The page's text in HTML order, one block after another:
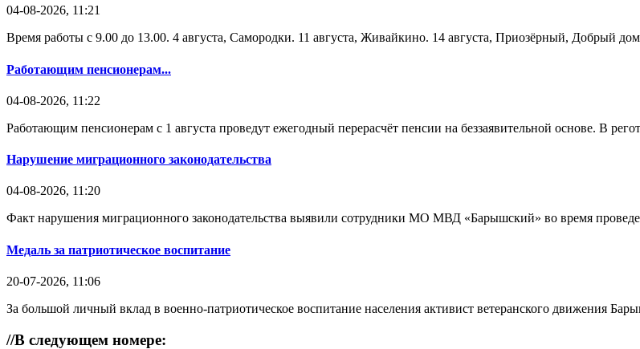
04-08-2026, 11:21
Время работы с 9.00 до 13.00. 4 августа, Самородки. 11 августа, Живайкино. 14 августа, Приозёрный, Добрый
Работающим пенсионерам...
04-08-2026, 11:22
Работающим пенсионерам с 1 августа проведут ежегодный перерасчёт пенсии на беззаявительной основе. В
Нарушение миграционного законодательства
04-08-2026, 11:20
Факт нарушения миграционного законодательства выявили сотрудники МО МВД «Барышский» во время
Медаль за патриотическое воспитание
20-07-2026, 11:06
За большой личный вклад в военно-патриотическое воспитание населения активист ветеранского движения
//В следующем номере: